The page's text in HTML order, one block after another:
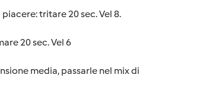
tritare 20 sec. Vel 8.
20 sec. Vel 6
media, passarle nel mix di